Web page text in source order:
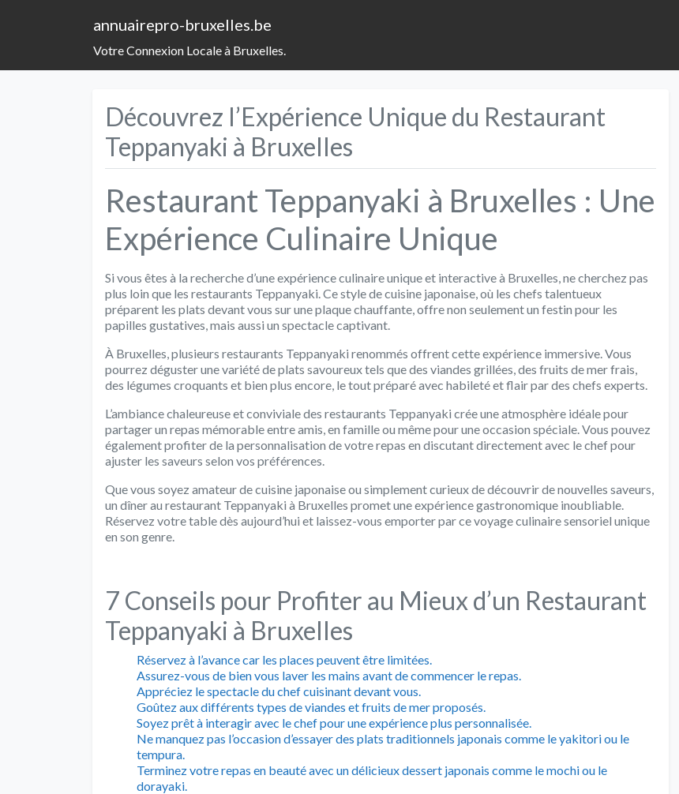
annuairepro-bruxelles.be
Votre Connexion Locale à Bruxelles.
Découvrez l’Expérience Unique du Restaurant
Teppanyaki à Bruxelles
Restaurant Teppanyaki à Bruxelles : Une
Expérience Culinaire Unique
Si vous êtes à la recherche d’une expérience culinaire unique et interactive à Bruxelles, ne cherchez pas
plus loin que les restaurants Teppanyaki. Ce style de cuisine japonaise, où les chefs talentueux
préparent les plats devant vous sur une plaque chauffante, offre non seulement un festin pour les
papilles gustatives, mais aussi un spectacle captivant.
À Bruxelles, plusieurs restaurants Teppanyaki renommés offrent cette expérience immersive. Vous
pourrez déguster une variété de plats savoureux tels que des viandes grillées, des fruits de mer frais,
des légumes croquants et bien plus encore, le tout préparé avec habileté et flair par des chefs experts.
L’ambiance chaleureuse et conviviale des restaurants Teppanyaki crée une atmosphère idéale pour
partager un repas mémorable entre amis, en famille ou même pour une occasion spéciale. Vous pouvez
également profiter de la personnalisation de votre repas en discutant directement avec le chef pour
ajuster les saveurs selon vos préférences.
Que vous soyez amateur de cuisine japonaise ou simplement curieux de découvrir de nouvelles saveurs,
un dîner au restaurant Teppanyaki à Bruxelles promet une expérience gastronomique inoubliable.
Réservez votre table dès aujourd’hui et laissez-vous emporter par ce voyage culinaire sensoriel unique
en son genre.
7 Conseils pour Profiter au Mieux d’un Restaurant
Teppanyaki à Bruxelles
Réservez à l’avance car les places peuvent être limitées.
Assurez-vous de bien vous laver les mains avant de commencer le repas.
Appréciez le spectacle du chef cuisinant devant vous.
Goûtez aux différents types de viandes et fruits de mer proposés.
Soyez prêt à interagir avec le chef pour une expérience plus personnalisée.
Ne manquez pas l’occasion d’essayer des plats traditionnels japonais comme le yakitori ou le
tempura.
Terminez votre repas en beauté avec un délicieux dessert japonais comme le mochi ou le
dorayaki.